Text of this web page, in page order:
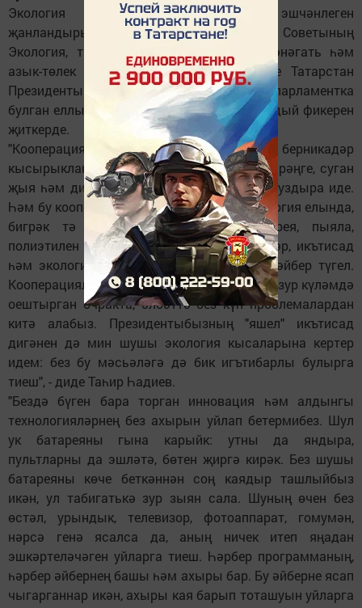
Экология елында кооперацияләр эшчәнлеген
җанландырып җибәрү кирәк. Дәүләт Советының
Экология, табигатьтән файдалану, агросәнәгать һәм
азык-төлек сәясәте комитеты җитәкчесе Татарстан
Президенты Рөстәм Миңнехановның парламентка
булган еллык юлламасына бәя биреп, шундый фикерен
җиткерде.
"Кооперацияләр совет заманында берникадәр
кысырыкланган булса да, чүпрәк, сөяк, бәрәңге, суган
җыя һәм дистәләгән әйберләрне үзе аша уздыра иде.
Һәм бу кооперацияләр бүгенге көндә, Экология елында,
бигрәк тә кирәк. Чөнки кәгазь, батарея, пыяла,
полиэтилен һәм дистәләгән төрле әйберләр, икътисад
һәм экологияне генә берләштерә торган әйбер түгел.
Кооперацияләр берләшеп, оешып, боларны зур күләмдә
оештырган очракта, әлбәттә без күп проблемалардан
китә алабыз. Президентыбызның "яшел" икътисад
дигәнен дә мин шушы экология кысаларына кертер
идем: без бу мәсьәләгә дә бик игътибарлы булырга
тиеш", - диде Таһир Һадиев.
"Бездә бүген бара торган инновация һәм алдынгы
технологияләрнең без ахырын уйлап бетермибез. Шул
ук батареяны гына карыйк: утны да яндыра,
пультларны да эшләтә, бөтен җиргә кирәк. Без шушы
батареяны көче беткәннән соң каядыр ташлыйбыз
икән, ул табигатькә зур зыян сала. Шуның өчен без
өстәл, урындык, телевизор, фотоаппарат, гомумән,
нәрсә генә ясалса да, аның ничек итеп яңадан
эшкәртеләчәген уйларга тиеш. Һәрбер программаның,
һәрбер әйбернең башы һәм ахыры бар. Бу әйберне ясап
чыгарганнар икән, ахыры кая барып тоташуын уйларга